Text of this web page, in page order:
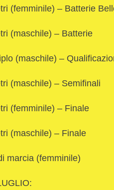
(femminile) – Batterie
(maschile) – Batterie
(maschile) –
(maschile) – Semifinali
(femminile) – Finale
(maschile) – Finale
marcia (femminile)